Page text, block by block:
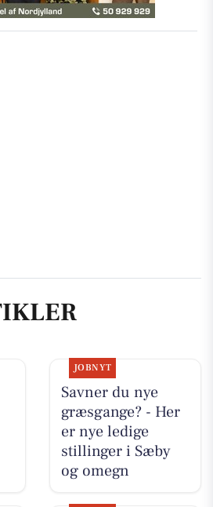
JOBNYT
Savner du nye
græsgange? - Her
er nye ledige
stillinger i Sæby
og omegn